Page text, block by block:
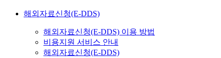
해외자료신청(E-DDS)
해외자료신청(E-DDS) 이용 방법
비용지원 서비스 안내
해외자료신청(E-DDS)